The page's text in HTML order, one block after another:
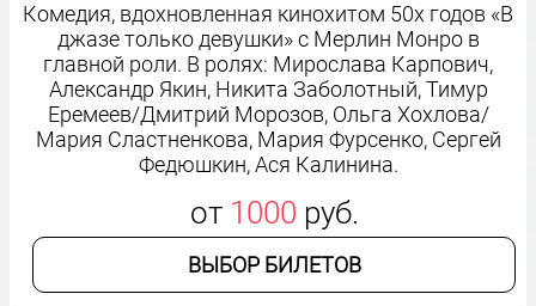
Комедия, вдохновленная кинохитом 50х годов «В
джазе только девушки» с Мерлин Монро в
главной роли. В ролях: Мирослава Карпович,
Александр Якин, Никита Заболотный, Тимур
Еремеев/Дмитрий Морозов, Ольга Хохлова/
Мария Сластненкова, Мария Фурсенко, Сергей
Федюшкин, Ася Калинина.
от 1000 руб.
ВЫБОР БИЛЕТОВ